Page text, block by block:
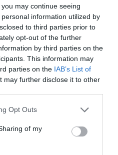
may continue seeing
information utilized by
to third parties prior to
opt-out of the further
by third parties on the
This information may
parties on the IAB’s List of
may further disclose it to other
uses one or more Google
behaviour. You may click to
and its third-party tags to
purposes in below Google
Opt Outs
of my
βίντεο της σύγκρουσης
Ψάθα – Σενάριο για